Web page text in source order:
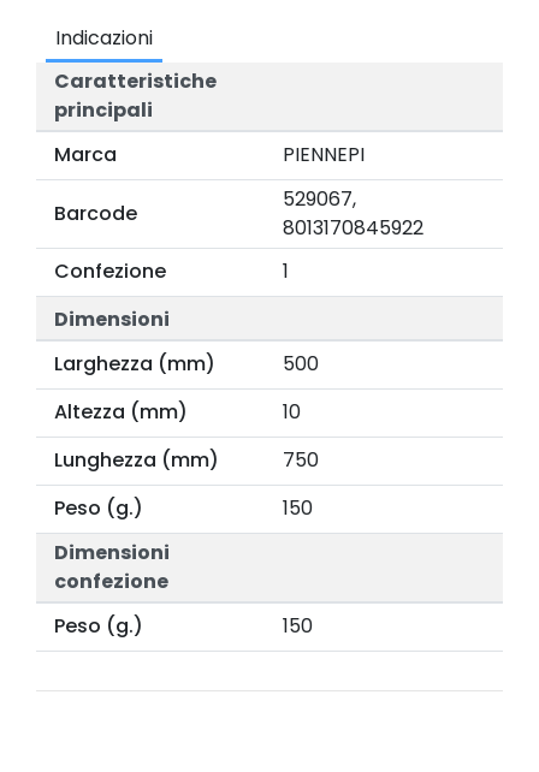
Indicazioni
Caratteristiche
principali
Marca
PIENNEPI
Barcode
529067,
8013170845922
Confezione
1
Dimensioni
Larghezza (mm)
500
Altezza (mm)
10
Lunghezza (mm)
750
Peso (g.)
150
Dimensioni
confezione
Peso (g.)
150